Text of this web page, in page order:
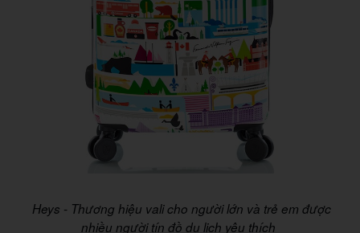
Heys - Thương hiệu vali cho người lớn và trẻ em được
nhiều người tín đồ du lịch yêu thích